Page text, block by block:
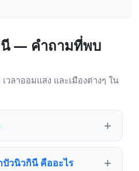
นี — คำถามที่พบ
วลาออมแสง และเมืองต่างๆ ใน
ปัวนิวกินี คืออะไร